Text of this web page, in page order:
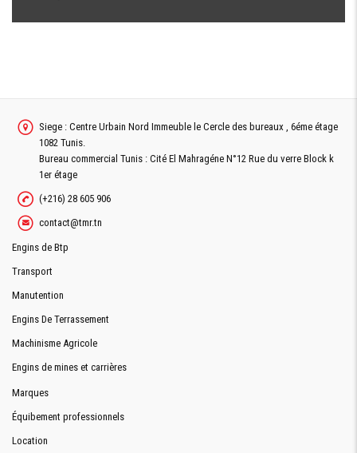
Siege : Centre Urbain Nord Immeuble le Cercle des bureaux , 6éme étage
1082 Tunis.
Bureau commercial Tunis : Cité El Mahragéne N°12 Rue du verre Block k
1er étage
(+216) 28 605 906
contact@tmr.tn
Engins de Btp
Transport
Manutention
Engins De Terrassement
Machinisme Agricole
Engins de mines et carrières
Marques
Équibement professionnels
Location